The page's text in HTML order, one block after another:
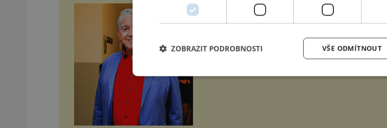
Český Belmondo Jiří Krampol rozesmál
O herectví nikdy nesnil, zamiloval se ale do hvězdy
a stal se hercem. Odešel žižkovský matador, který
rozdával humor, i když jemu samotnému do smíchu
nebylo. Do poslední chvíle bojoval hlavně svým
VŠE ODMÍTNOUT
ZOBRAZIT PODROBNOSTI